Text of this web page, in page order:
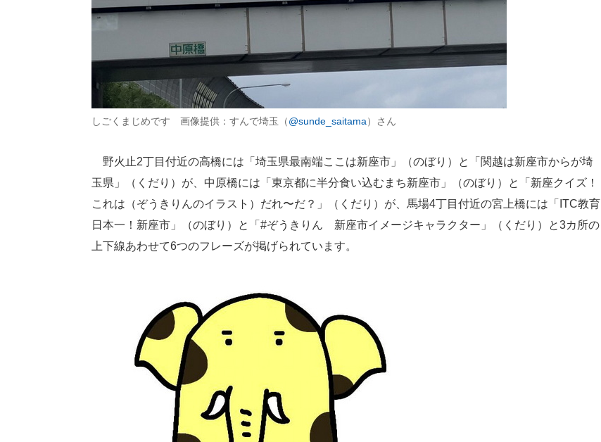
しごくまじめです 画像提供：すんで埼玉（@sunde_saitama）さん
野火止2丁目付近の高橋には「埼玉県最南端ここは新座市」（のぼり）と「関越は新座市からが埼
玉県」（くだり）が、中原橋には「東京都に半分食い込むまち新座市」（のぼり）と「新座クイズ！
これは（ぞうきりんのイラスト）だれ〜だ？」（くだり）が、馬場4丁目付近の宮上橋には「ITC教育
日本一！新座市」（のぼり）と「#ぞうきりん 新座市イメージキャラクター」（くだり）と3カ所の
上下線あわせて6つのフレーズが掲げられています。